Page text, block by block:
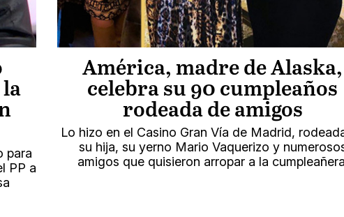
para
PP a
América, madre de Alaska,
celebra su 90 cumpleaños
rodeada de amigos
Lo hizo en el Casino Gran Vía de Madrid,
su hija, su yerno Mario Vaquerizo y
amigos que quisieron arropar a la